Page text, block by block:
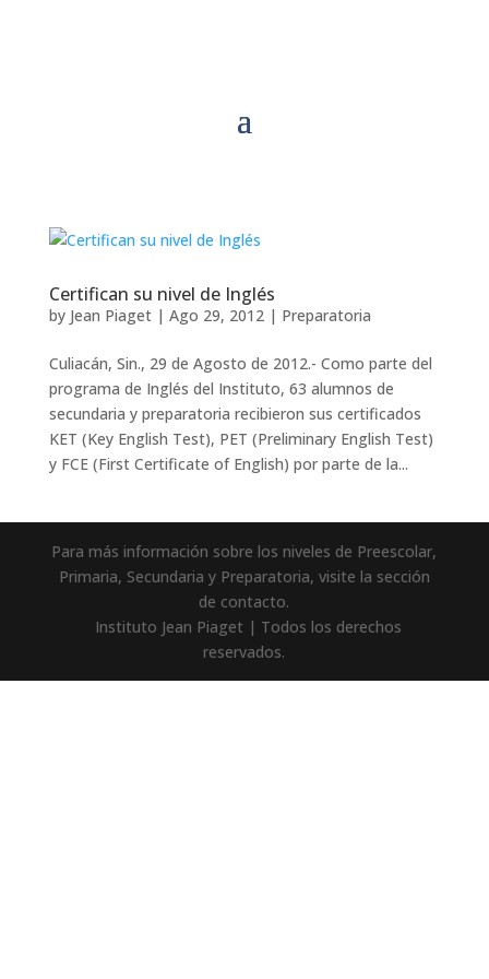
Certifican su nivel de Inglés
by Jean Piaget| Ago 29, 2012| Preparatoria
Culiacán, Sin., 29 de Agosto de 2012.- Como parte del
programa de Inglés del Instituto, 63 alumnos de
secundaria y preparatoria recibieron sus certificados
KET (Key English Test), PET (Preliminary English Test)
y FCE (First Certificate of English) por parte de la...
Para más información sobre los niveles de Preescolar,
Primaria, Secundaria y Preparatoria, visite la sección
de contacto.
Instituto Jean Piaget | Todos los derechos
reservados.